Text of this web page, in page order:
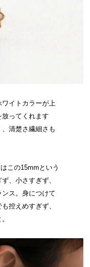
イトカラーが上
ってくれます
清楚さ繊細さも
この15mmという
、小さすぎず、
ス。身につけて
控えめすぎず、